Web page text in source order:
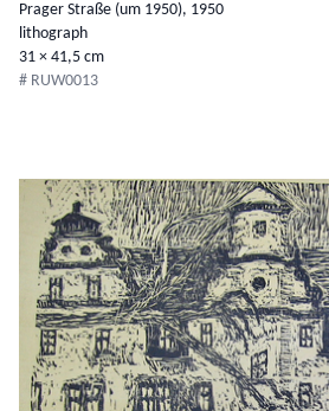
Prager Straße (um 1950), 1950
lithograph
31 × 41,5 cm
# RUW0013